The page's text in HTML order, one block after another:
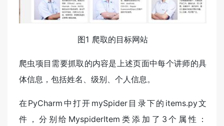
图1 爬取的目标网站
爬虫项目需要抓取的内容是上述页面中每个讲师的具
体信息，包括姓名、级别、个人信息。
在PyCharm中打开mySpider目录下的items.py文
件，分别给MyspiderItem类添加了3个属性：